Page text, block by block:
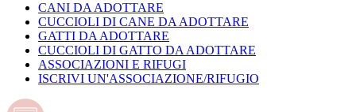
CANI DA ADOTTARE
CUCCIOLI DI CANE DA ADOTTARE
GATTI DA ADOTTARE
CUCCIOLI DI GATTO DA ADOTTARE
ASSOCIAZIONI E RIFUGI
ISCRIVI UN'ASSOCIAZIONE/RIFUGIO